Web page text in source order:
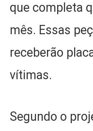
que completa
mês. Essas
receberão
vítimas.
Segundo o